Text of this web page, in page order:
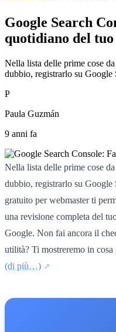
Google Search
quotidiano del tuo
Nella lista delle prime cose
dubbio, registrarlo su Google
P
Paula Guzmán
9 anni fa
Nella lista delle prime cose
dubbio, registrarlo su Google
gratuito per webmaster ti
una revisione completa del
Google. Non fai ancora il
utilità? Ti mostreremo in cosa
(di più…)